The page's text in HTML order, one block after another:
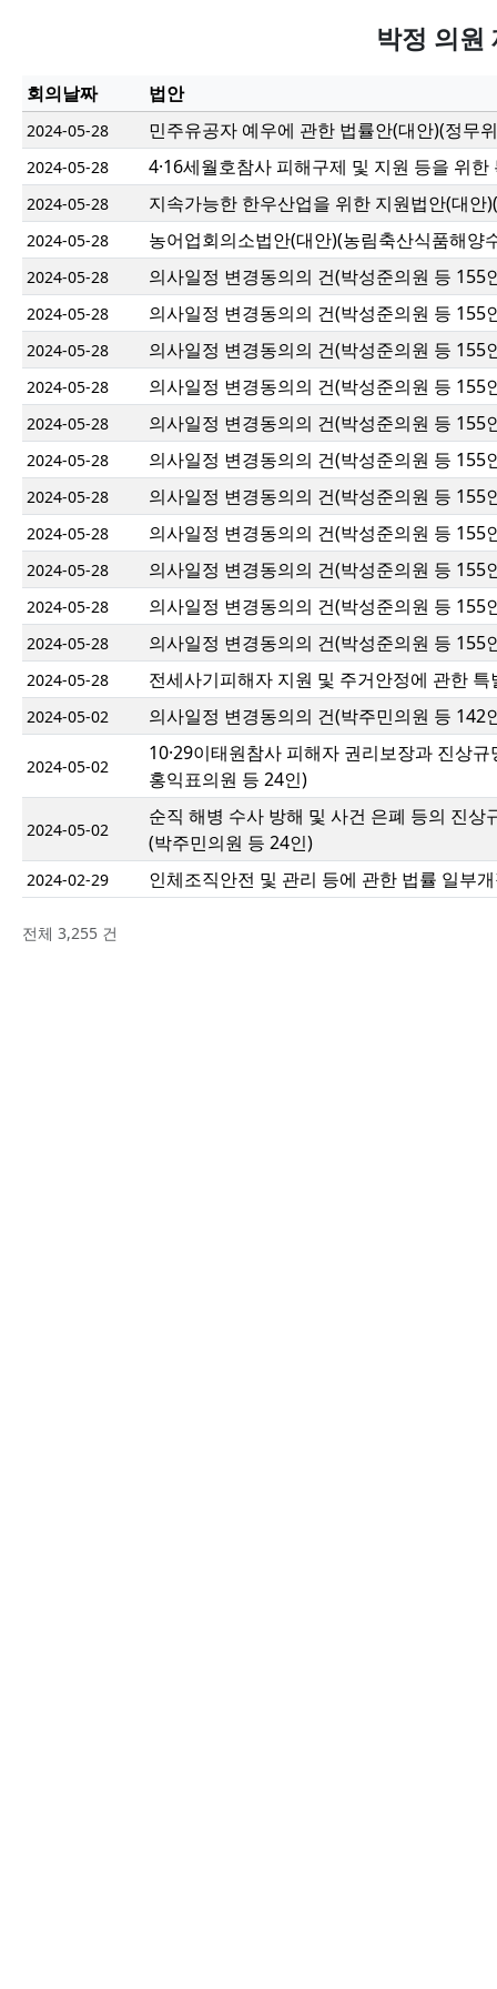
박정 의원
회의날짜 법안
2024-05-28 민주유공자 예우에 관한 법률안(대안)(정무
2024-05-28 4·16세월호참사 피해구제 및 지원 등을 위
2024-05-28 지속가능한 한우산업을 위한 지원법안(대
2024-05-28 농어업회의소법안(대안)(농림축산식품해양
2024-05-28 의사일정 변경동의의 건(박성준의원 등 155
2024-05-28 의사일정 변경동의의 건(박성준의원 등 155
2024-05-28 의사일정 변경동의의 건(박성준의원 등 155
2024-05-28 의사일정 변경동의의 건(박성준의원 등 155
2024-05-28 의사일정 변경동의의 건(박성준의원 등 155
2024-05-28 의사일정 변경동의의 건(박성준의원 등 155
2024-05-28 의사일정 변경동의의 건(박성준의원 등 155
2024-05-28 의사일정 변경동의의 건(박성준의원 등 155
2024-05-28 의사일정 변경동의의 건(박성준의원 등 155
2024-05-28 의사일정 변경동의의 건(박성준의원 등 155
2024-05-28 의사일정 변경동의의 건(박성준의원 등 155
2024-05-28 전세사기피해자 지원 및 주거안정에 관한
2024-05-02 의사일정 변경동의의 건(박주민의원 등 142
2024-05-02
10·29이태원참사 피해자 권리보장과 진상
홍익표의원 등 24인)
2024-05-02
순직 해병 수사 방해 및 사건 은폐 등의 진
(박주민의원 등 24인)
2024-02-29 인체조직안전 및 관리 등에 관한 법률 일부
전체 3,255 건